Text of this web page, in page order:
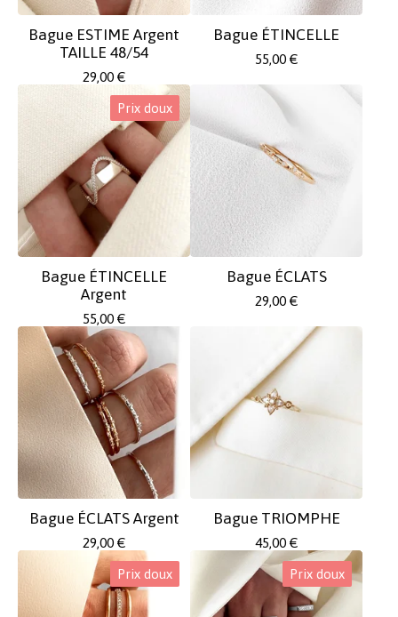
Bague ESTIME Argent
TAILLE 48/54
29,00 €
Bague ÉTINCELLE
55,00 €
Prix doux
Bague ÉTINCELLE
Argent
55,00 €
Bague ÉCLATS
29,00 €
Bague ÉCLATS Argent
29,00 €
Bague TRIOMPHE
45,00 €
Prix doux Prix doux